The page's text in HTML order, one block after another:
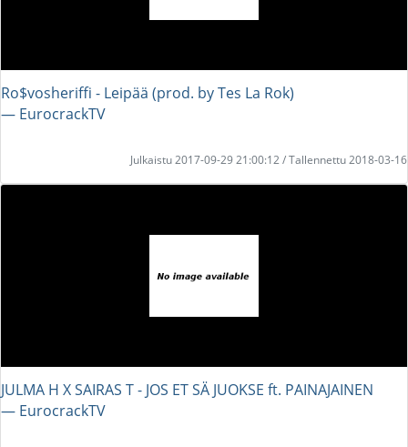
Ro$vosheriffi - Leipää (prod. by Tes La Rok)
― EurocrackTV
Julkaistu 2017-09-29 21:00:12 / Tallennettu 2018-03-16
JULMA H X SAIRAS T - JOS ET SÄ JUOKSE ft. PAINAJAINEN
― EurocrackTV